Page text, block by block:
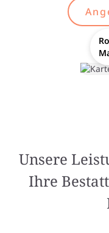
Unsere
Ihre